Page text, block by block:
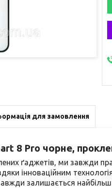
для замовлення
8 Pro чорне,
ґаджетів, ми завжди
інноваційним
залишається